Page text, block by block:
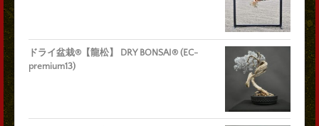
ドライ盆栽®【龍松】 DRY BONSAI® (EC-
premium13)